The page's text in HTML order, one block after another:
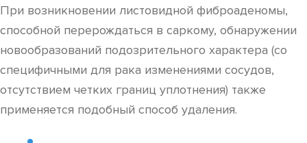
При возникновении листовидной фиброаденомы,
способной перерождаться в саркому, обнаружении
новообразований подозрительного характера (со
специфичными для рака изменениями сосудов,
отсутствием четких границ уплотнения) также
применяется подобный способ удаления.